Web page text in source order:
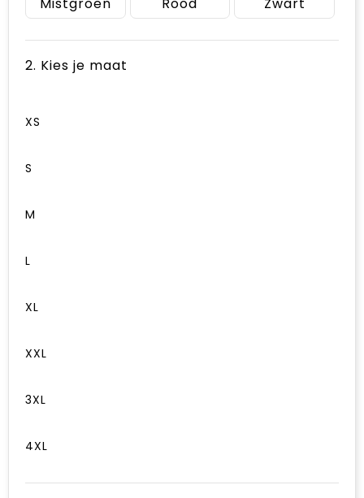
Mistgroen Rood Zwart
2. Kies je maat
XS
S
M
L
XL
XXL
3XL
4XL